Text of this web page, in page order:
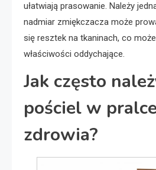
ułatwiają prasowanie. Należy
nadmiar zmiękczacza może
się resztek na tkaninach, co
właściwości oddychające.
Jak często
pościel w
zdrowia?